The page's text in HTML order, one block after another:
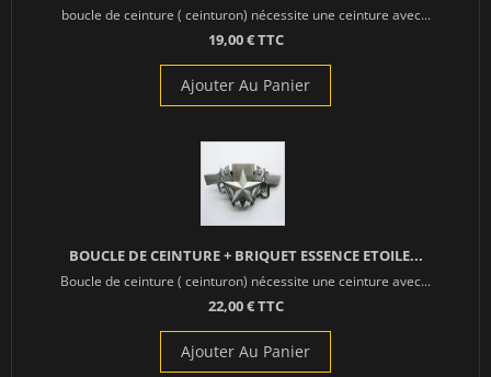
boucle de ceinture ( ceinturon) nécessite une ceinture avec...
19,00 € TTC
Ajouter Au Panier
BOUCLE DE CEINTURE + BRIQUET ESSENCE ETOILE...
Boucle de ceinture ( ceinturon) nécessite une ceinture avec...
22,00 € TTC
Ajouter Au Panier